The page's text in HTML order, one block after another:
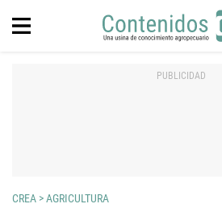
CREA >AGRICULTURA